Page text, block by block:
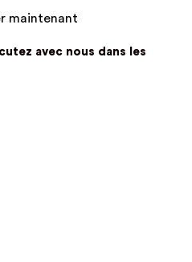
maintenant
avec nous dans les